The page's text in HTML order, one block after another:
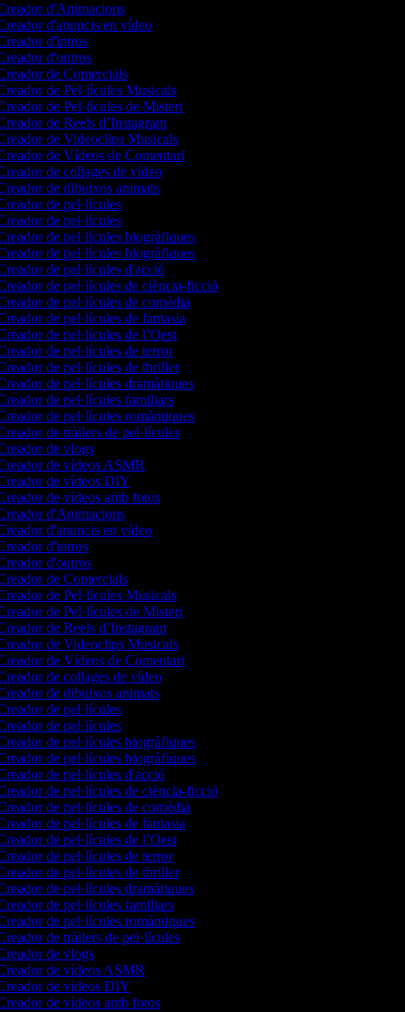
d'Animacions
d'anuncis en vídeo
d'intros
d'outros
de Comercials
de Pel·lícules Musicals
de Pel·lícules de Misteri
de Reels d’Instagram
de Videoclips Musicals
de Vídeos de Comentari
de collages de vídeo
de dibuixos animats
de pel·lícules
de pel·lícules
de pel·lícules biogràfiques
de pel·lícules biogràfiques
de pel·lícules d'acció
de pel·lícules de ciència-ficció
de pel·lícules de comèdia
de pel·lícules de fantasia
de pel·lícules de l’Oest
de pel·lícules de terror
de pel·lícules de thriller
de pel·lícules dramàtiques
de pel·lícules familiars
de pel·lícules romàntiques
de tràilers de pel·lícules
de vlogs
de vídeos ASMR
de vídeos DIY
de vídeos amb fotos
d'Animacions
d'anuncis en vídeo
d'intros
d'outros
de Comercials
de Pel·lícules Musicals
de Pel·lícules de Misteri
de Reels d’Instagram
de Videoclips Musicals
de Vídeos de Comentari
de collages de vídeo
de dibuixos animats
de pel·lícules
de pel·lícules
de pel·lícules biogràfiques
de pel·lícules biogràfiques
de pel·lícules d'acció
de pel·lícules de ciència-ficció
de pel·lícules de comèdia
de pel·lícules de fantasia
de pel·lícules de l’Oest
de pel·lícules de terror
de pel·lícules de thriller
de pel·lícules dramàtiques
de pel·lícules familiars
de pel·lícules romàntiques
de tràilers de pel·lícules
de vlogs
de vídeos ASMR
de vídeos DIY
de vídeos amb fotos